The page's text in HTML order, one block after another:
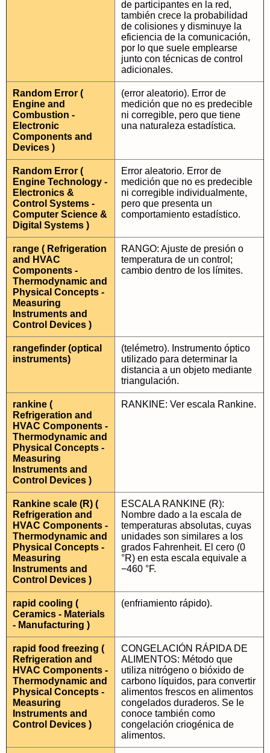
de participantes en la red,
también crece la probabilidad
de colisiones y disminuye la
eficiencia de la comunicación,
por lo que suele emplearse
junto con técnicas de control
adicionales.
Random Error (
Engine and
Combustion -
Electronic
Components and
Devices )
(error aleatorio). Error de
medición que no es predecible
ni corregible, pero que tiene
una naturaleza estadística.
Random Error (
Engine Technology -
Electronics &
Control Systems -
Computer Science &
Digital Systems )
Error aleatorio. Error de
medición que no es predecible
ni corregible individualmente,
pero que presenta un
comportamiento estadístico.
range ( Refrigeration
and HVAC
Components -
Thermodynamic and
Physical Concepts -
Measuring
Instruments and
Control Devices )
RANGO: Ajuste de presión o
temperatura de un control;
cambio dentro de los límites.
rangefinder (optical
instruments)
(telémetro). Instrumento óptico
utilizado para determinar la
distancia a un objeto mediante
triangulación.
rankine (
Refrigeration and
HVAC Components -
Thermodynamic and
Physical Concepts -
Measuring
Instruments and
Control Devices )
RANKINE: Ver escala Rankine.
Rankine scale (R) (
Refrigeration and
HVAC Components -
Thermodynamic and
Physical Concepts -
Measuring
Instruments and
Control Devices )
ESCALA RANKINE (R):
Nombre dado a la escala de
temperaturas absolutas, cuyas
unidades son similares a los
grados Fahrenheit. El cero (0
°R) en esta escala equivale a
−460 °F.
rapid cooling (
Ceramics - Materials
- Manufacturing )
(enfriamiento rápido).
rapid food freezing (
Refrigeration and
HVAC Components -
Thermodynamic and
Physical Concepts -
Measuring
Instruments and
Control Devices )
CONGELACIÓN RÁPIDA DE
ALIMENTOS: Método que
utiliza nitrógeno o bióxido de
carbono líquidos, para convertir
alimentos frescos en alimentos
congelados duraderos. Se le
conoce también como
congelación criogénica de
alimentos.